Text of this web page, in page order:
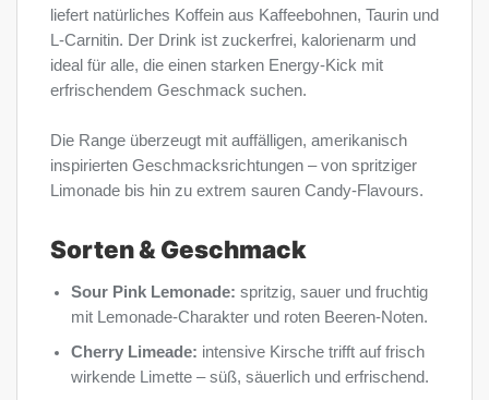
liefert natürliches Koffein aus Kaffeebohnen, Taurin und
L-Carnitin. Der Drink ist zuckerfrei, kalorienarm und
ideal für alle, die einen starken Energy-Kick mit
erfrischendem Geschmack suchen.
Die Range überzeugt mit auffälligen, amerikanisch
inspirierten Geschmacksrichtungen – von spritziger
Limonade bis hin zu extrem sauren Candy-Flavours.
Sorten & Geschmack
Sour Pink Lemonade: spritzig, sauer und fruchtig
mit Lemonade-Charakter und roten Beeren-Noten.
Cherry Limeade: intensive Kirsche trifft auf frisch
wirkende Limette – süß, säuerlich und erfrischend.